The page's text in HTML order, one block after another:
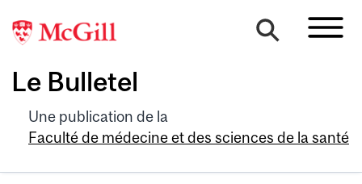
Le Bulletel
Une publication de la
Faculté de médecine et des sciences de la santé